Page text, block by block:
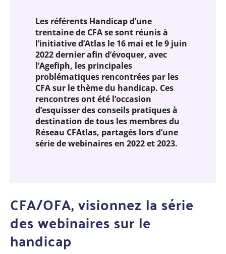
Les référents Handicap d’une
trentaine de CFA se sont réunis à
l’initiative d’Atlas le 16 mai et le 9 juin
2022 dernier afin d’évoquer, avec
l’Agefiph, les principales
problématiques rencontrées par les
CFA sur le thème du handicap. Ces
rencontres ont été l’occasion
d’esquisser des conseils pratiques à
destination de tous les membres du
Réseau CFAtlas, partagés lors d’une
série de webinaires en 2022 et 2023.
CFA/OFA, visionnez la série
des webinaires sur le
handicap